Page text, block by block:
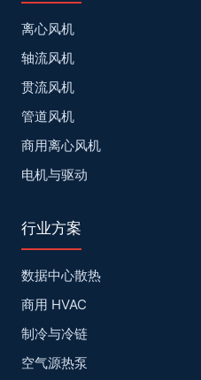
离心风机
轴流风机
贯流风机
管道风机
商用离心风机
电机与驱动
行业方案
数据中心散热
商用 HVAC
制冷与冷链
空气源热泵